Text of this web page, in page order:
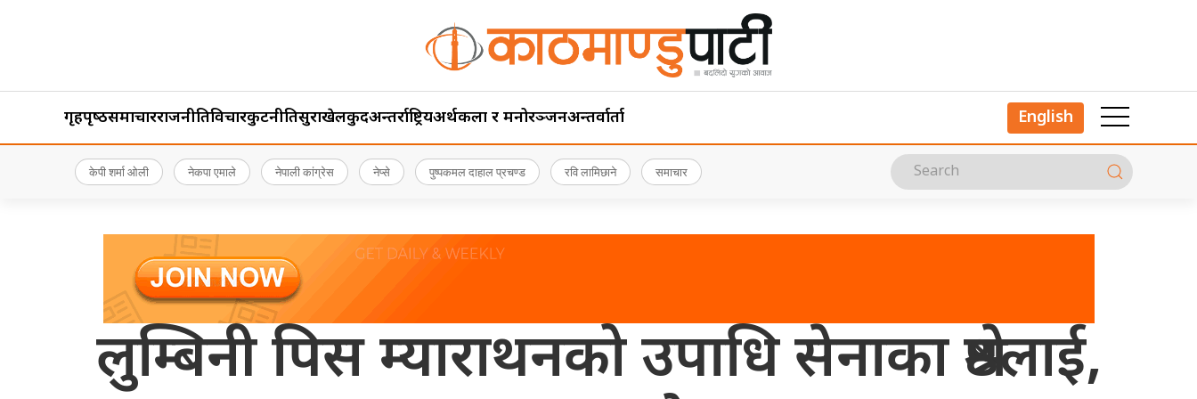
गृहपृष्‍ठसमाचारराजनीतिविचारकुटनीतिसुरक्षाखेलकुदअन्तर्राष्ट्रियअर्थकला र मनोरञ्जनअन्तर्वार्ता English
केपी शर्मा ओली नेकपा एमाले नेपाली कांग्रेस नेप्से पुष्पकमल दाहाल प्रचण्ड रवि लामिछाने समाचार
लुम्बिनी पिस म्याराथनको उपाधि सेनाका श्रेष्ठलाई,